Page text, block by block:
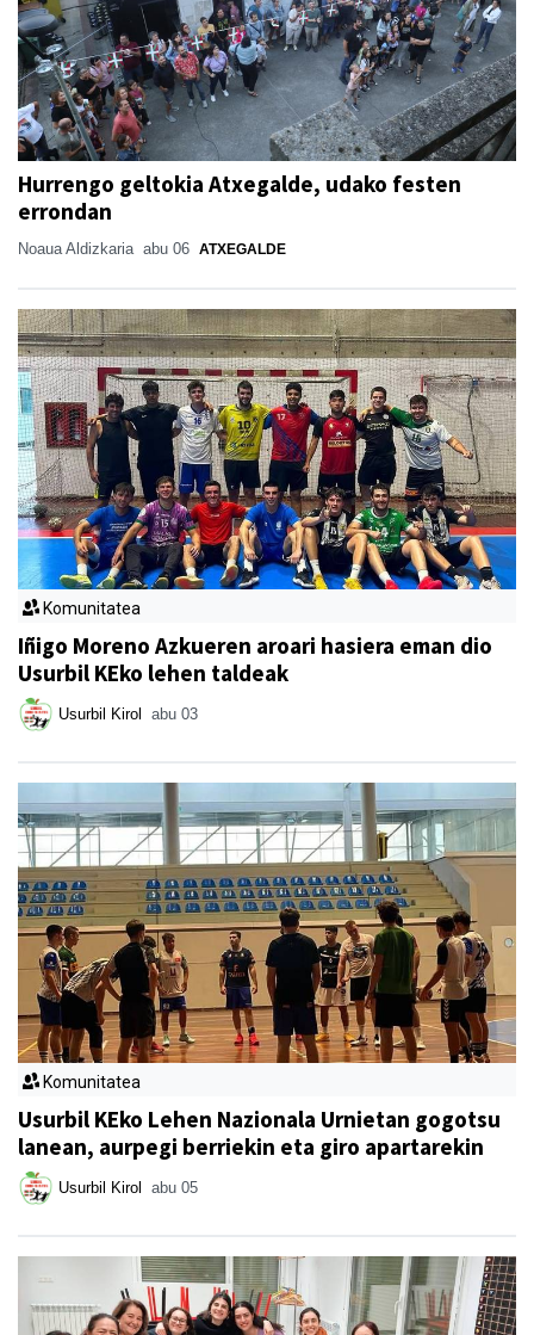
Hurrengo geltokia Atxegalde, udako festen
errondan
Noaua Aldizkaria abu 06 ATXEGALDE
Komunitatea
Iñigo Moreno Azkueren aroari hasiera eman dio
Usurbil KEko lehen taldeak
Usurbil Kirol abu 03
Komunitatea
Usurbil KEko Lehen Nazionala Urnietan gogotsu
lanean, aurpegi berriekin eta giro apartarekin
Usurbil Kirol abu 05